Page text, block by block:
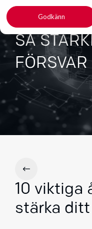
Godkänn
SÅ
FÖRSVAR
10 viktiga
stärka ditt